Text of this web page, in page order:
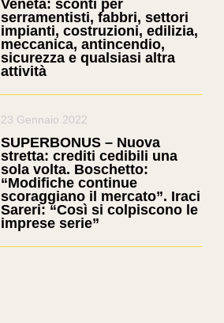
Veneta: sconti per
serramentisti, fabbri, settori
impianti, costruzioni, edilizia,
meccanica, antincendio,
sicurezza e qualsiasi altra
attività
23 Gennaio 2022
SUPERBONUS – Nuova
stretta: crediti cedibili una
sola volta. Boschetto:
“Modifiche continue
scoraggiano il mercato”. Iraci
Sareri: “Così si colpiscono le
imprese serie”